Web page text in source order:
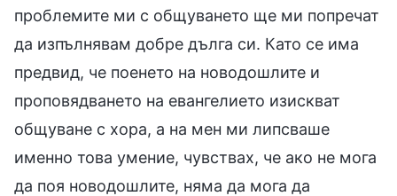
проблемите ми с общуването ще ми попречат
да изпълнявам добре дълга си. Като се има
предвид, че поенето на новодошлите и
проповядването на евангелието изискват
общуване с хора, а на мен ми липсваше
именно това умение, чувствах, че ако не мога
да поя новодошлите, няма да мога да